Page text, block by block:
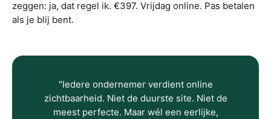
zeggen: ja, dat regel ik. €397. Vrijdag online. Pas betalen
als je blij bent.
"Iedere ondernemer verdient online
zichtbaarheid. Niet de duurste site. Niet de
meest perfecte. Maar wél een eerlijke,